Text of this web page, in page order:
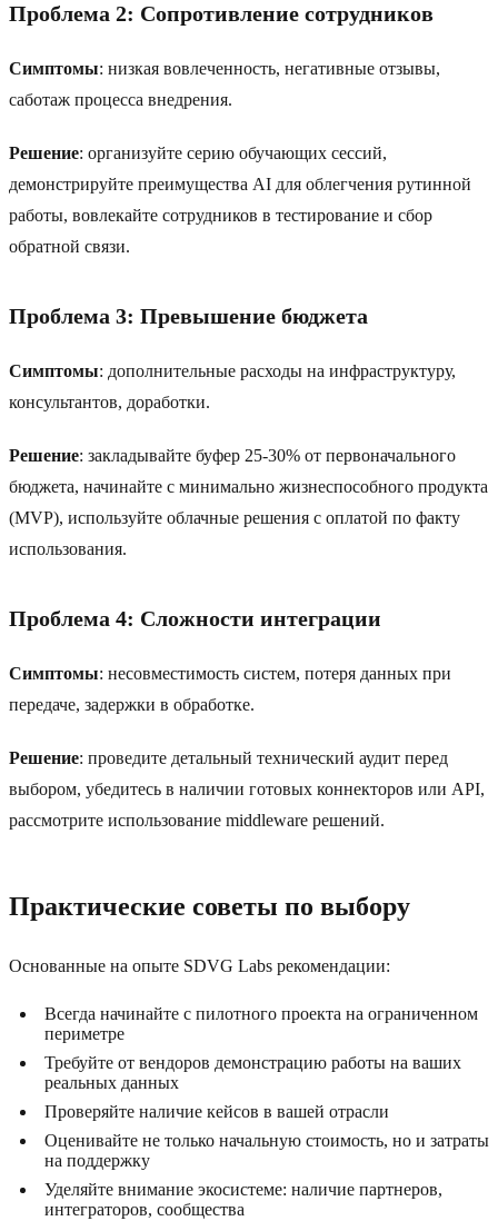
Проблема 2: Сопротивление сотрудников
Симптомы: низкая вовлеченность, негативные отзывы,
саботаж процесса внедрения.
Решение: организуйте серию обучающих сессий,
демонстрируйте преимущества AI для облегчения рутинной
работы, вовлекайте сотрудников в тестирование и сбор
обратной связи.
Проблема 3: Превышение бюджета
Симптомы: дополнительные расходы на инфраструктуру,
консультантов, доработки.
Решение: закладывайте буфер 25-30% от первоначального
бюджета, начинайте с минимально жизнеспособного продукта
(MVP), используйте облачные решения с оплатой по факту
использования.
Проблема 4: Сложности интеграции
Симптомы: несовместимость систем, потеря данных при
передаче, задержки в обработке.
Решение: проведите детальный технический аудит перед
выбором, убедитесь в наличии готовых коннекторов или API,
рассмотрите использование middleware решений.
Практические советы по выбору
Основанные на опыте SDVG Labs рекомендации:
Всегда начинайте с пилотного проекта на ограниченном
периметре
Требуйте от вендоров демонстрацию работы на ваших
реальных данных
Проверяйте наличие кейсов в вашей отрасли
Оценивайте не только начальную стоимость, но и затраты
на поддержку
Уделяйте внимание экосистеме: наличие партнеров,
интеграторов, сообщества